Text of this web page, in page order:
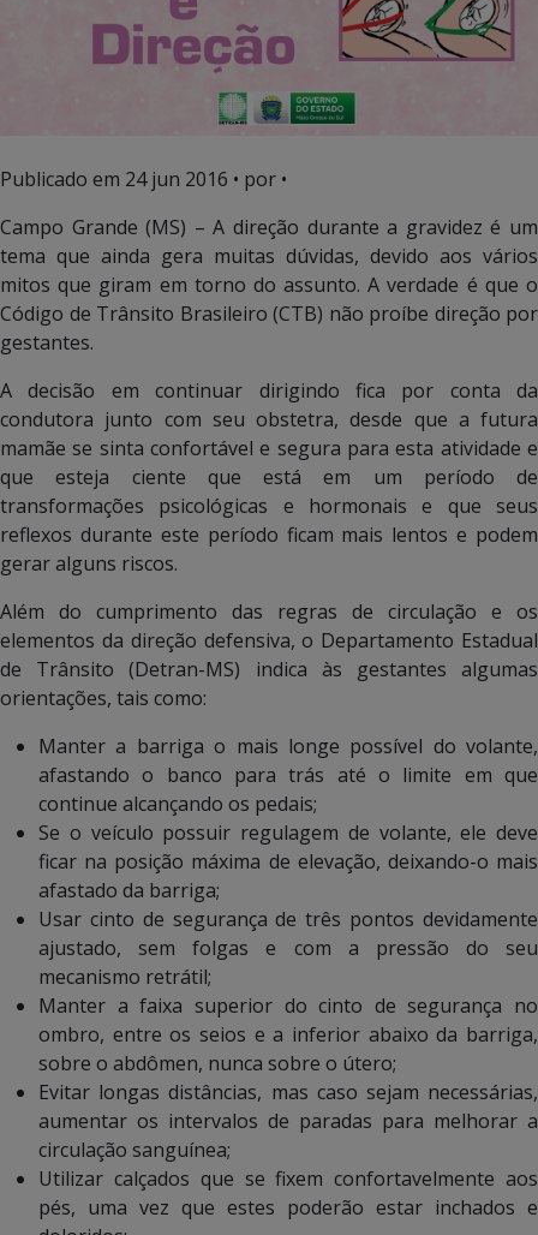
Publicado em 24 jun 2016 • por •
Campo Grande (MS) – A direção durante a gravidez é um
tema que ainda gera muitas dúvidas, devido aos vários
mitos que giram em torno do assunto. A verdade é que o
Código de Trânsito Brasileiro (CTB) não proíbe direção por
gestantes.
A decisão em continuar dirigindo fica por conta da
condutora junto com seu obstetra, desde que a futura
mamãe se sinta confortável e segura para esta atividade e
que esteja ciente que está em um período de
transformações psicológicas e hormonais e que seus
reflexos durante este período ficam mais lentos e podem
gerar alguns riscos.
Além do cumprimento das regras de circulação e os
elementos da direção defensiva, o Departamento Estadual
de Trânsito (Detran-MS) indica às gestantes algumas
orientações, tais como:
Manter a barriga o mais longe possível do volante,
afastando o banco para trás até o limite em que
continue alcançando os pedais;
Se o veículo possuir regulagem de volante, ele deve
ficar na posição máxima de elevação, deixando-o mais
afastado da barriga;
Usar cinto de segurança de três pontos devidamente
ajustado, sem folgas e com a pressão do seu
mecanismo retrátil;
Manter a faixa superior do cinto de segurança no
ombro, entre os seios e a inferior abaixo da barriga,
sobre o abdômen, nunca sobre o útero;
Evitar longas distâncias, mas caso sejam necessárias,
aumentar os intervalos de paradas para melhorar a
circulação sanguínea;
Utilizar calçados que se fixem confortavelmente aos
pés, uma vez que estes poderão estar inchados e